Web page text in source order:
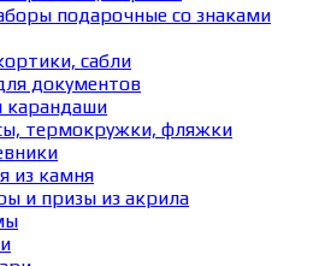
подарочные со знаками
сабли
документов
карандаши
термокружки, фляжки
из камня
и призы из акрила